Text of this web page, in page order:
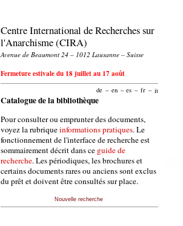
Centre International de Recherches sur
l'Anarchisme (CIRA)
Avenue de Beaumont 24 – 1012 Lausanne – Suisse
Fermeture estivale du 18 juillet au 17 août
de – en – es – fr – it
Catalogue de la bibliothèque
Pour consulter ou emprunter des documents,
voyez la rubriqueinformations pratiques. Le
fonctionnement de l'interface de recherche est
sommairement décrit dans ce guide de
recherche. Les périodiques, les brochures et
certains documents rares ou anciens sont exclus
du prêt et doivent être consultés sur place.
Nouvelle recherche